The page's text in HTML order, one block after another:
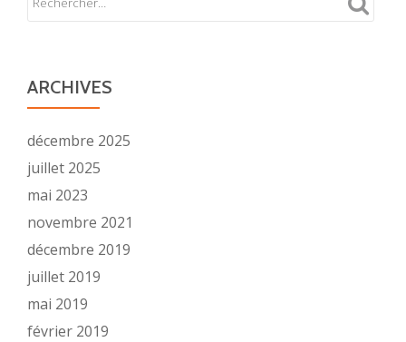
ARCHIVES
décembre 2025
juillet 2025
mai 2023
novembre 2021
décembre 2019
juillet 2019
mai 2019
février 2019